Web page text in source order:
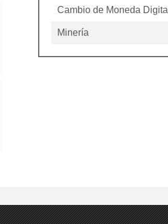
Cambio de Moneda Digital
Minería